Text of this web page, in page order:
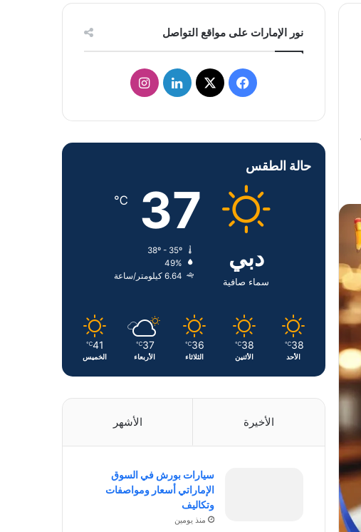
نور الإمارات على مواقع التواصل
ف
س
و
ك
ل
ن
د
إ
ن
ا
س
م
حالة الطقس
دبي
سماء صافية
37
℃
49%
6.64 كيلومتر/ساعة
38
℃
الأحد
38
℃
الأثنين
36
℃
الثلاثاء
37
℃
الأربعاء
41
℃
الخميس
الأخيرة الأشهر
سيارات بورش في السوق
الإماراتي أسعار ومواصفات
وتكاليف
منذ يومين